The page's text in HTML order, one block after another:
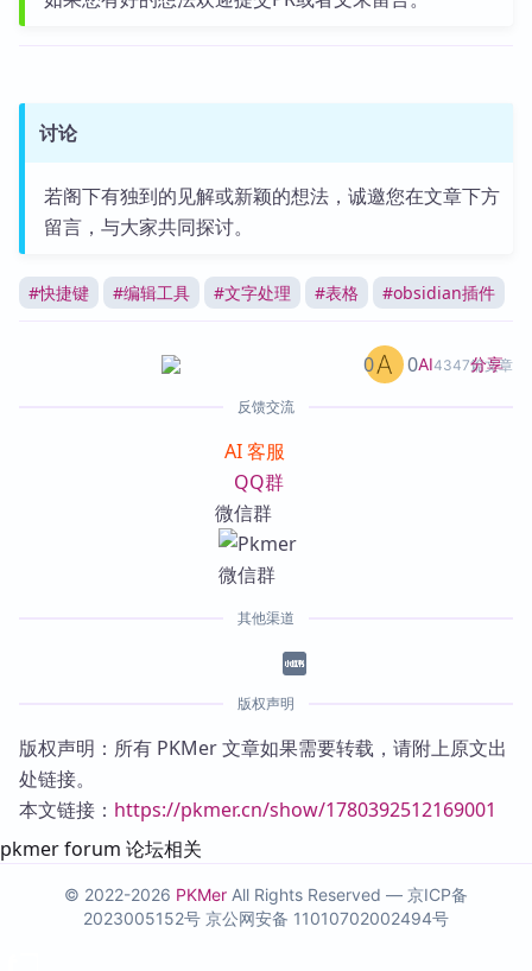
讨论
若阁下有独到的见解或新颖的想法，诚邀您在文章下方
留言，与大家共同探讨。
#快捷键 #编辑工具 #文字处理 #表格 #obsidian插件
AI4347篇文章
0 0 分享
反馈交流
AI 客服
QQ群
微信群
其他渠道
版权声明
版权声明：所有 PKMer 文章如果需要转载，请附上原文出
处链接。
本文链接： https://pkmer.cn/show/1780392512169001
pkmer forum 论坛相关
© 2022-2026 PKMer All Rights Reserved — 京ICP备
2023005152号 京公网安备 11010702002494号